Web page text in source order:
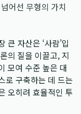
어선 무형의 가치
큰 자산은 ‘사람’입
의 질을 이끌고, 지
모여 수준 높은 대
로 구축하는 데 드는
오히려 효율적인 투